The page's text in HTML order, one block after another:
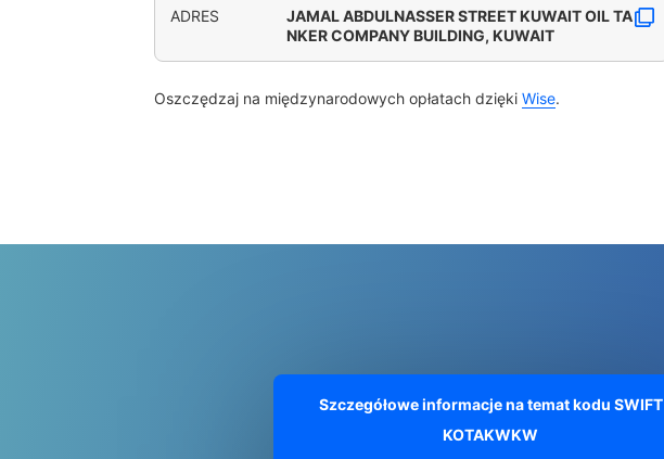
ADRES
JAMAL ABDULNASSER STREET KUWAIT OIL TA
NKER COMPANY BUILDING, KUWAIT
Oszczędzaj na międzynarodowych opłatach dzięki Wise.
Szczegółowe informacje na temat kodu SWIFT
KOTAKWKW